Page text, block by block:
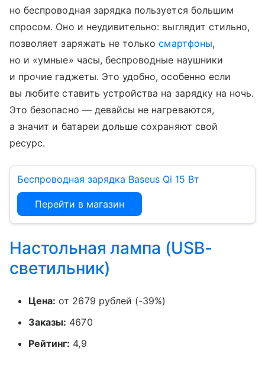
но беспроводная зарядка пользуется большим
спросом. Оно и неудивительно: выглядит стильно,
позволяет заряжать не толькосмартфоны,
но и «умные» часы, беспроводные наушники
и прочие гаджеты. Это удобно, особенно если
вы любите ставить устройства на зарядку на ночь.
Это безопасно — девайсы не нагреваются,
а значит и батареи дольше сохраняют свой
ресурс.
Беспроводная зарядка Baseus Qi 15 Вт
Перейти в магазин
Настольная лампа (USB-
светильник)
Цена: от 2679 рублей (-39%)
Заказы: 4670
Рейтинг: 4,9